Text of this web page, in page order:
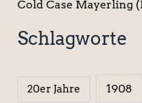
Cold Case Mayerling
Schlagworte
20er Jahre 1908